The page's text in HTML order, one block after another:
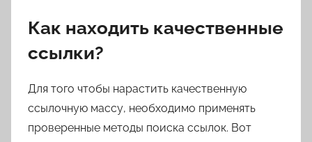
Как находить качественные
ссылки?
Для того чтобы нарастить качественную
ссылочную массу, необходимо применять
проверенные методы поиска ссылок. Вот